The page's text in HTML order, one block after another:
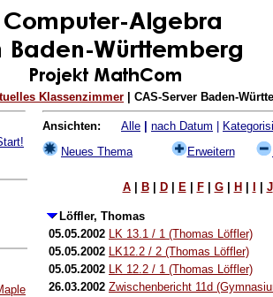
Klassenzimmer | CAS-Server Baden-
Ansichten: Alle nach Datum
Neues Thema
Erweitern
A| B| D| E| F| G| H J
Löffler, Thomas
05.05.2002 LK 13.1 / 1 (Thomas Löffler)
05.05.2002 LK12.2 / 2 (Thomas Löffler)
05.05.2002 LK 12.2 / 1 (Thomas Löffler)
26.03.2002 Zwischenbericht 11d